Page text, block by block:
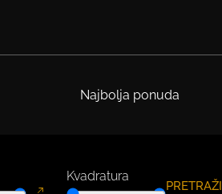
Najbolja ponuda
Kvadratura
PRETRAŽI